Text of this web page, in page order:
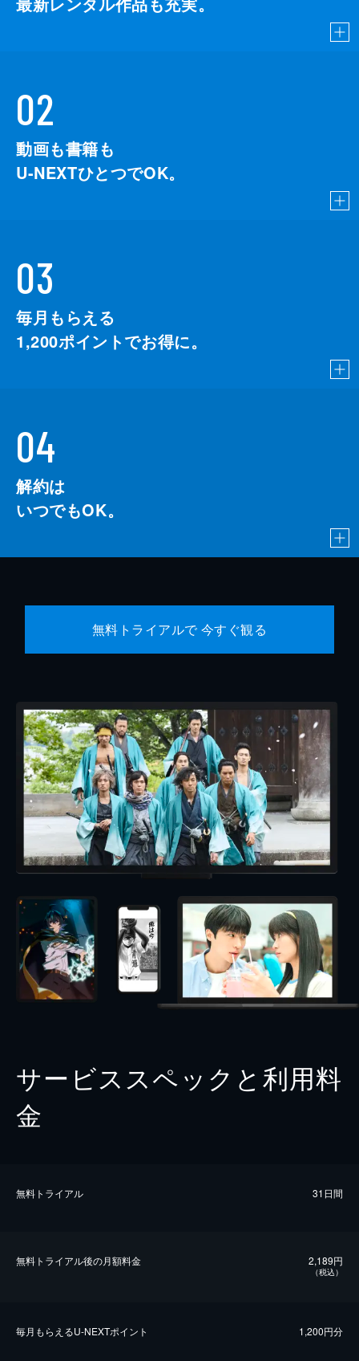
02
動画も書籍も
U-NEXTひとつでOK。
03
毎月もらえる
1,200ポイントでお得に。
04
解約は
いつでもOK。
無料トライアルで 今すぐ観る
サービススペックと利用料
金
無料トライアル 31日間
無料トライアル後の⽉額料金 2,189円
（税込）
毎⽉もらえるU-NEXTポイント 1,200円分